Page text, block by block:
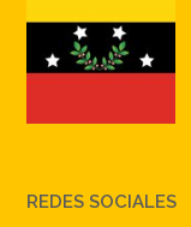
REDES SOCIALES